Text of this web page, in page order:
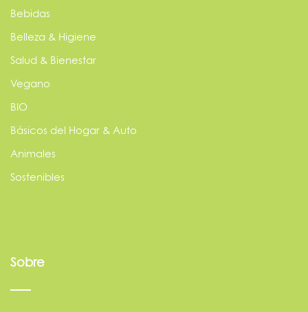
Bebidas
Belleza & Higiene
Salud & Bienestar
Vegano
BIO
Básicos del Hogar & Auto
Animales
Sostenibles
Sobre